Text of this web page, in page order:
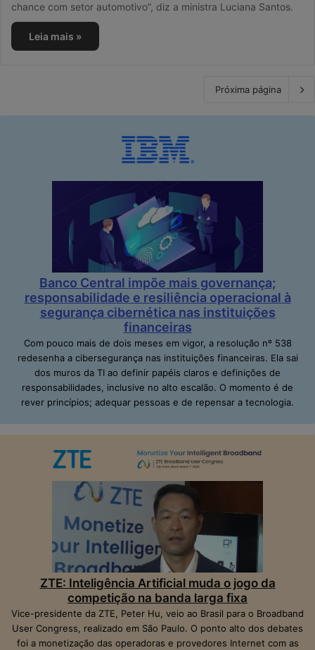
chance com setor automotivo”, diz a ministra Luciana Santos.
Leia mais »
Próxima página
Banco Central impõe mais governança;
responsabilidade e resiliência operacional à
segurança cibernética nas instituições
financeiras
Com pouco mais de dois meses em vigor, a resolução nº 538
redesenha a cibersegurança nas instituições financeiras. Ela sai
dos muros da TI ao definir papéis claros e definições de
responsabilidades, inclusive no alto escalão. O momento é de
rever princípios; adequar pessoas e de repensar a tecnologia.
ZTE: Inteligência Artificial muda o jogo da
competição na banda larga fixa
Vice-presidente da ZTE, Peter Hu, veio ao Brasil para o Broadband
User Congress, realizado em São Paulo. O ponto alto dos debates
foi a monetização das operadoras e provedores Internet com as